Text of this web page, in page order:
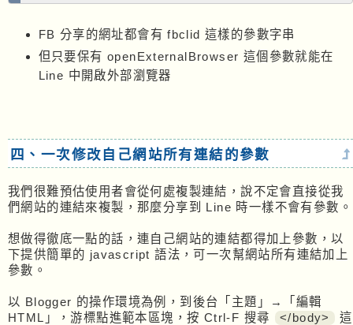
FB 分享的網址都會有 fbclid 這樣的參數字串
但只要保有 openExternalBrowser 這個參數就能在
Line 中開啟外部瀏覽器
四、一次修改自己網站所有連結的參數
我們很難預估使用者會從何處複製連結，說不定會直接從我
們網站的連結來複製，那麼分享到 Line 時一樣不會有參數。
想做得徹底一點的話，連自己網站的連結都得加上參數，以
下提供簡單的 javascript 語法，可一次幫網站所有連結加上
參數。
以 Blogger 的操作環境為例，到後台「主題」→「編輯
HTML」，游標點進範本區塊，按 Ctrl-F 搜尋
</body>
這